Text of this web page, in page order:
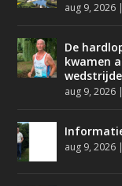
aug 9, 2026 |
De
kwamen
aug 9, 2026 |
aug 9, 2026 |